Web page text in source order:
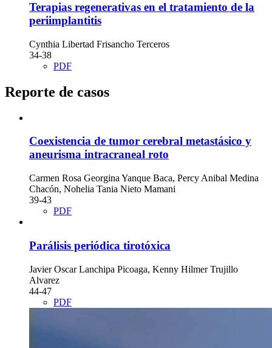
Terapias regenerativas en el tratamiento de la
periimplantitis
Cynthia Libertad Frisancho Terceros
34-38
PDF
Reporte de casos
Coexistencia de tumor cerebral metastásico y
aneurisma intracraneal roto
Carmen Rosa Georgina Yanque Baca, Percy Anibal Medina
Chacón, Nohelia Tania Nieto Mamani
39-43
PDF
Parálisis periódica tirotóxica
Javier Oscar Lanchipa Picoaga, Kenny Hilmer Trujillo
Alvarez
44-47
PDF